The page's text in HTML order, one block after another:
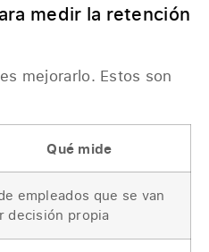
medir la retención
mejorarlo. Estos son
Qué mide
empleados que se van
decisión propia